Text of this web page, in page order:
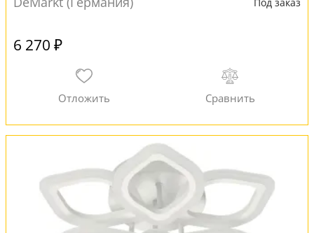
6 270 ₽